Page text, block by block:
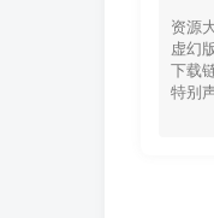
资源
虚幻
下载
特别